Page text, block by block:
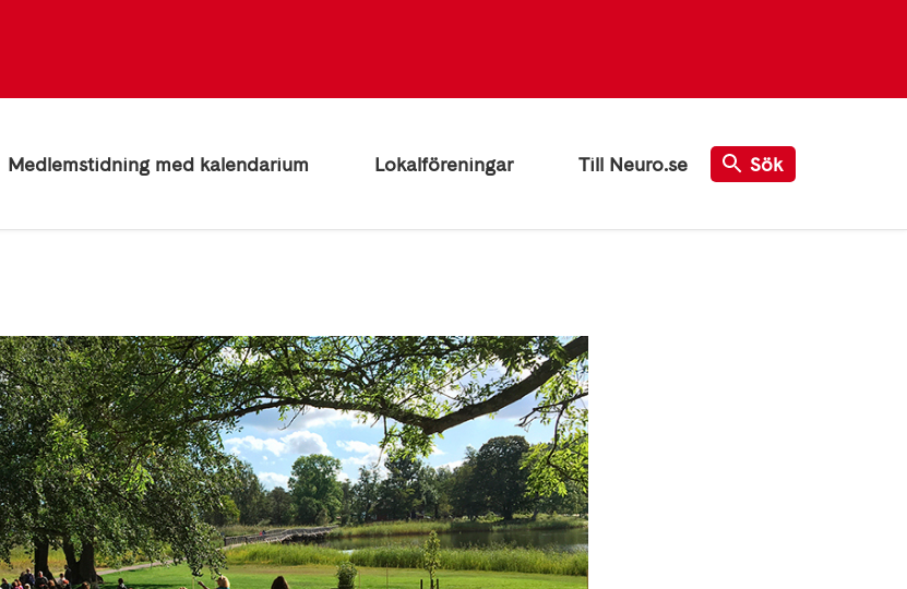
Medlemstidning med kalendarium Lokalföreningar Till Neuro.se Sök